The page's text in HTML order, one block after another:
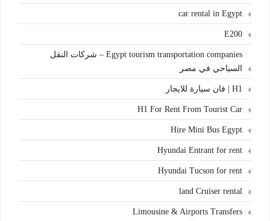
car rental in Egypt
E200
Egypt tourism transportation companies – شركات النقل
السياحي في مصر
H1 | فان سيارة للايجار
H1 For Rent From Tourist Car
Hire Mini Bus Egypt
Hyundai Entrant for rent
Hyundai Tucson for rent
land Cruiser rental
Limousine & Airports Transfers